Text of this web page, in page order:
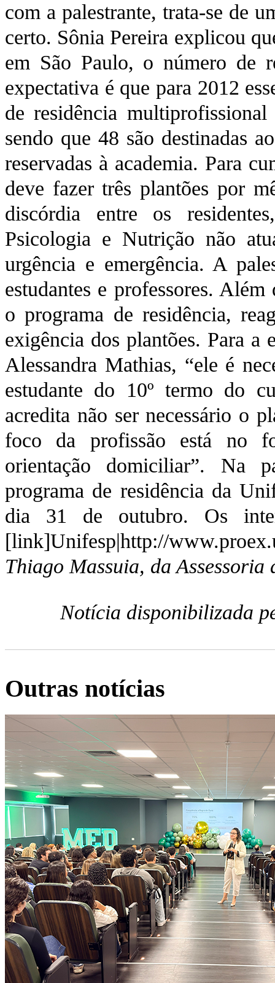
com a palestrante, trata-se de
certo. Sônia Pereira explicou
em São Paulo, o número de
expectativa é que para 2012
de residência
sendo que 48 são destinadas
reservadas à academia. Para
deve fazer três plantões por
discórdia entre os
Psicologia e Nutrição não
urgência e emergência. A
estudantes e professores.
o programa de residência,
exigência dos plantões. Para a
Alessandra Mathias, “ele é
estudante do 10º termo do
acredita não ser necessário o
foco da profissão está no
orientação domiciliar”. Na
programa de residência da
dia 31 de outubro. Os
[link]Unifesp|http://
Thiago Massuia, da Assessoria
Notícia disponibilizada
Outras notícias